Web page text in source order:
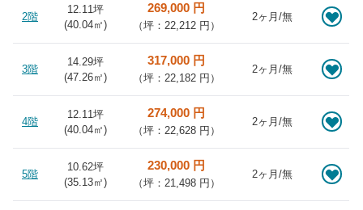
2階
12.11坪
(40.04㎡)
269,000 円
（坪：22,212 円）
2ヶ月/無
3階
14.29坪
(47.26㎡)
317,000 円
（坪：22,182 円）
2ヶ月/無
4階
12.11坪
(40.04㎡)
274,000 円
（坪：22,628 円）
2ヶ月/無
5階
10.62坪
(35.13㎡)
230,000 円
（坪：21,498 円）
2ヶ月/無